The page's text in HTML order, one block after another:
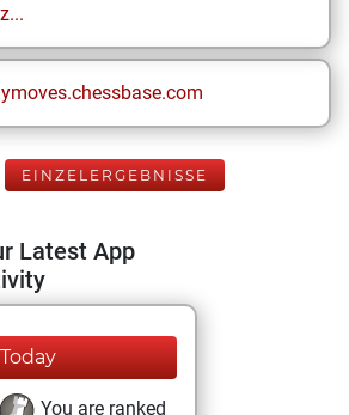
EINZELERGEBNISSE
Latest App
Today
You are ranked